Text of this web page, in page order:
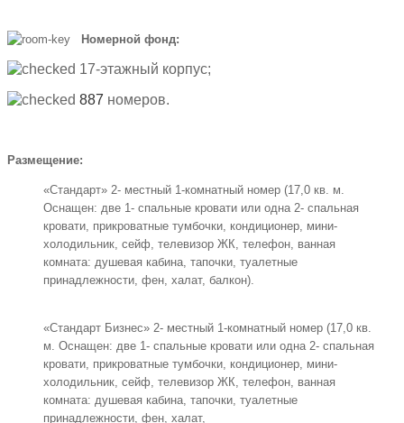
Номерной фонд:
17-этажный корпус;
887 номеров.
Размещение:
«Стандарт» 2- местный 1-комнатный номер (17,0 кв. м.
Оснащен: две 1- спальные кровати или одна 2- спальная
кровати, прикроватные тумбочки, кондиционер, мини-
холодильник, сейф, телевизор ЖК, телефон, ванная
комната: душевая кабина, тапочки, туалетные
принадлежности, фен, халат, балкон).
«Стандарт Бизнес» 2- местный 1-комнатный номер (17,0 кв.
м. Оснащен: две 1- спальные кровати или одна 2- спальная
кровати, прикроватные тумбочки, кондиционер, мини-
холодильник, сейф, телевизор ЖК, телефон, ванная
комната: душевая кабина, тапочки, туалетные
принадлежности, фен, халат,